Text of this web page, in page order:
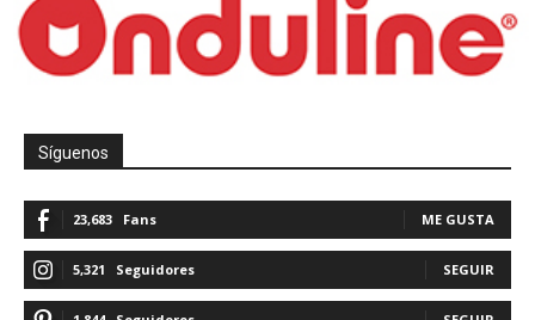
Síguenos
23,683 Fans ME GUSTA
5,321 Seguidores SEGUIR